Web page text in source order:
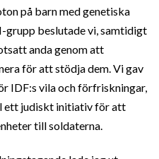
på barn med genetiska
beslutade vi, samtidigt
anda genom att
för att stödja dem. Vi gav
IDF:s vila och förfriskningar,
ett judiskt initiativ för att
till soldaterna.